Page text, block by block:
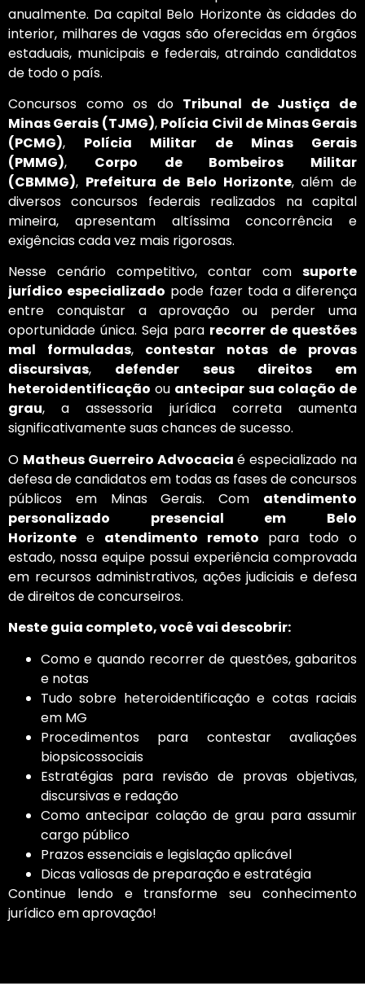
anualmente. Da capital Belo Horizonte às cidades do
interior, milhares de vagas são oferecidas em órgãos
estaduais, municipais e federais, atraindo candidatos
de todo o país.
Concursos como os do Tribunal de Justiça de
Minas Gerais (TJMG), Polícia Civil de Minas Gerais
(PCMG), Polícia Militar de Minas Gerais
(PMMG), Corpo de Bombeiros Militar
(CBMMG), Prefeitura de Belo Horizonte, além de
diversos concursos federais realizados na capital
mineira, apresentam altíssima concorrência e
exigências cada vez mais rigorosas.
Nesse cenário competitivo, contar com suporte
jurídico especializado pode fazer toda a diferença
entre conquistar a aprovação ou perder uma
oportunidade única. Seja para recorrer de questões
mal formuladas, contestar notas de provas
discursivas, defender seus direitos em
heteroidentificação ou antecipar sua colação de
grau, a assessoria jurídica correta aumenta
significativamente suas chances de sucesso.
O Matheus Guerreiro Advocacia é especializado na
defesa de candidatos em todas as fases de concursos
públicos em Minas Gerais. Com atendimento
personalizado presencial em Belo
Horizonte e atendimento remoto para todo o
estado, nossa equipe possui experiência comprovada
em recursos administrativos, ações judiciais e defesa
de direitos de concurseiros.
Neste guia completo, você vai descobrir:
Como e quando recorrer de questões, gabaritos
e notas
Tudo sobre heteroidentificação e cotas raciais
em MG
Procedimentos para contestar avaliações
biopsicossociais
Estratégias para revisão de provas objetivas,
discursivas e redação
Como antecipar colação de grau para assumir
cargo público
Prazos essenciais e legislação aplicável
Dicas valiosas de preparação e estratégia
Continue lendo e transforme seu conhecimento
jurídico em aprovação!